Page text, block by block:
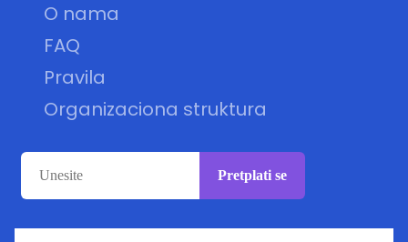
O nama
FAQ
Pravila
Organizaciona struktura
Pretplati se